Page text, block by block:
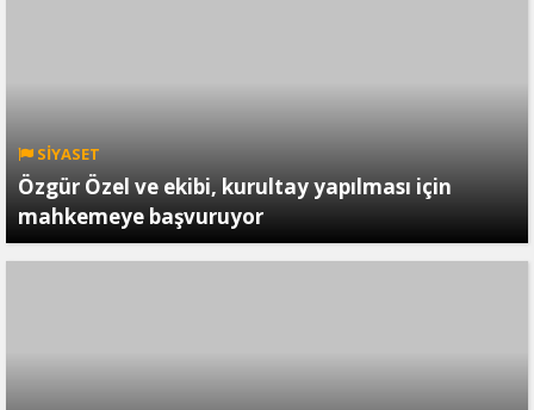
SİYASET
Özgür Özel ve ekibi, kurultay yapılması için
mahkemeye başvuruyor